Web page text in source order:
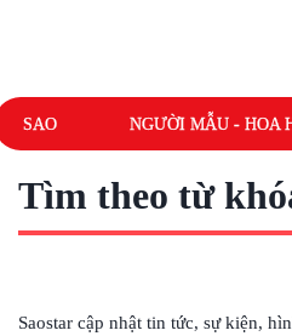
SAO NGƯỜI MẪU - HOA
Tìm theo từ
Saostar cập nhật tin tức, sự kiện,